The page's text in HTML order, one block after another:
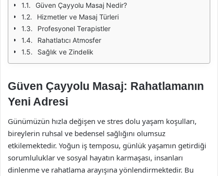
Güven Çayyolu Masaj Nedir?
Hizmetler ve Masaj Türleri
Profesyonel Terapistler
Rahatlatıcı Atmosfer
Sağlık ve Zindelik
Güven Çayyolu Masaj: Rahatlamanın
Yeni Adresi
Günümüzün hızla değişen ve stres dolu yaşam koşulları,
bireylerin ruhsal ve bedensel sağlığını olumsuz
etkilemektedir. Yoğun iş temposu, günlük yaşamın getirdiği
sorumluluklar ve sosyal hayatın karmaşası, insanları
dinlenme ve rahatlama arayışına yönlendirmektedir. Bu